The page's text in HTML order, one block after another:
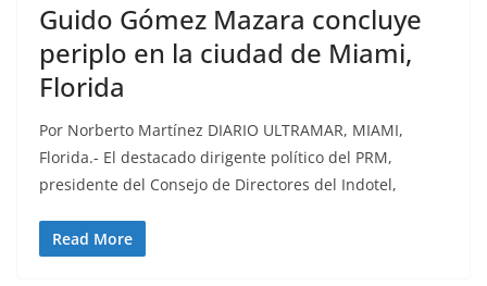
Guido Gómez Mazara concluye
periplo en la ciudad de Miami,
Florida
Por Norberto Martínez DIARIO ULTRAMAR, MIAMI,
Florida.- El destacado dirigente político del PRM,
presidente del Consejo de Directores del Indotel,
Read More